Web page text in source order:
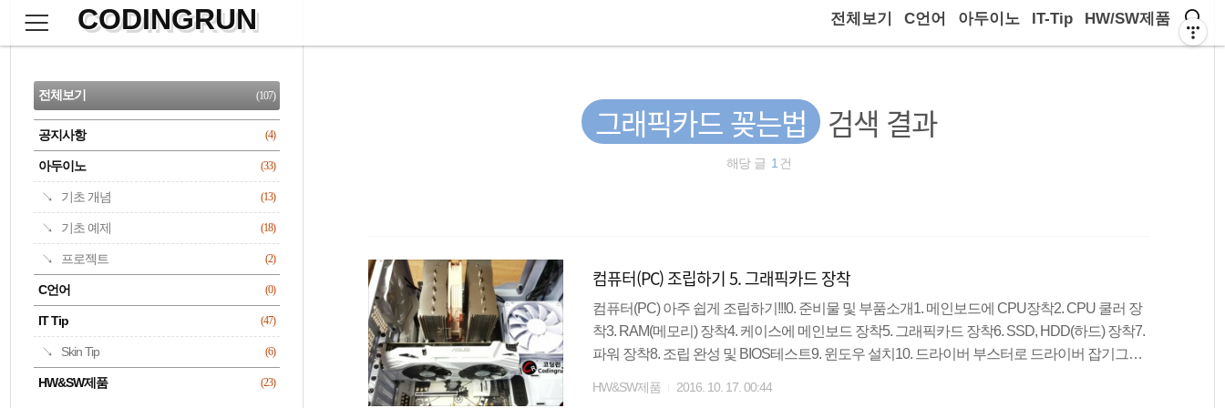
으
CODINGRUN 전체보기 C언어 아두이노 IT-Tip HW/SW제품
그래픽카드 꽂는법 검색 결과
해당 글 1 건
컴퓨터(PC) 조립하기 5. 그래픽카드 장착
컴퓨터(PC) 아주 쉽게 조립하기!!!0. 준비물 및 부품소개1. 메인보드에 CPU장착2. CPU 쿨러 장
착3. RAM(메모리) 장착4. 케이스에 메인보드 장착5. 그래픽카드 장착6. SSD, HDD(하드) 장착7.
파워 장착8. 조립 완성 및 BIOS테스트9. 윈도우 설치10. 드라이버 부스터로 드라이버 잡기그래
HW&SW제품 2016. 10. 17. 00:44
CATEGORY
전체보기 (107)
공지사항 (4)
아두이노 (33)
기초 개념 (13)
기초 예제 (18)
프로젝트 (2)
C언어 (0)
IT Tip (47)
Skin Tip (6)
HW&SW제품 (23)
검